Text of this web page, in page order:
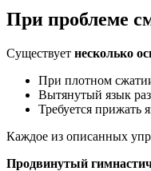
При проблеме
Существует несколько
При плотном
Вытянутый язык
Требуется прижать
Каждое из описанных
Продвинутый